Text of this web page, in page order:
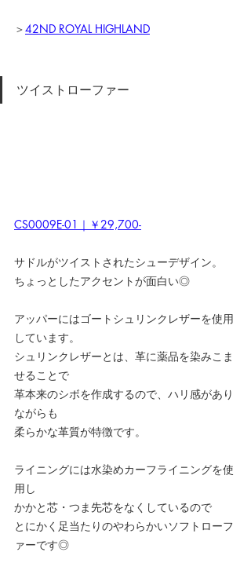
＞42ND ROYAL HIGHLAND
ツイストローファー
CS0009E-01｜￥29,700-
サドルがツイストされたシューデザイン。
ちょっとしたアクセントが面白い◎
アッパーにはゴートシュリンクレザーを使用
しています。
シュリンクレザーとは、革に薬品を染みこま
せることで
革本来のシボを作成するので、ハリ感があり
ながらも
柔らかな革質が特徴です。
ライニングには水染めカーフライニングを使
用し
かかと芯・つま先芯をなくしているので
とにかく足当たりのやわらかいソフトローフ
ァーです◎